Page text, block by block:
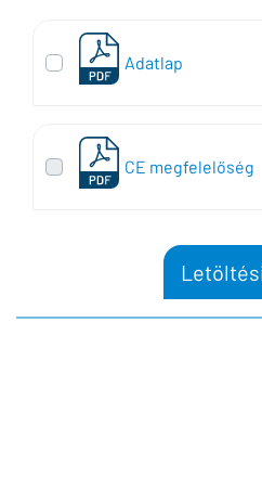
Adatlap
CE megfelelőség